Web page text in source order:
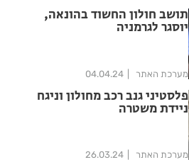
תושב חולון החשוד בהונאה,
יוסגר לגרמניה
מערכת האתר 04.04.24
פלסטיני גנב רכב מחולון וניגח
ניידת משטרה
מערכת האתר 26.03.24